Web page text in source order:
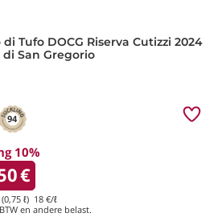
di Tufo DOCG Riserva Cutizzi 2024
di San Gregorio
94
10%
€
ℓ) 18 €/ℓ
en andere belast.